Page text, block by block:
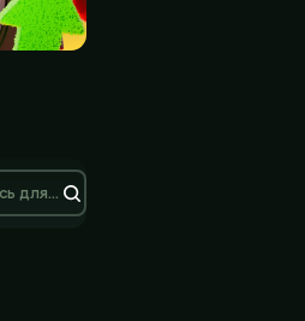
Нажмите здесь для поиска публикаций